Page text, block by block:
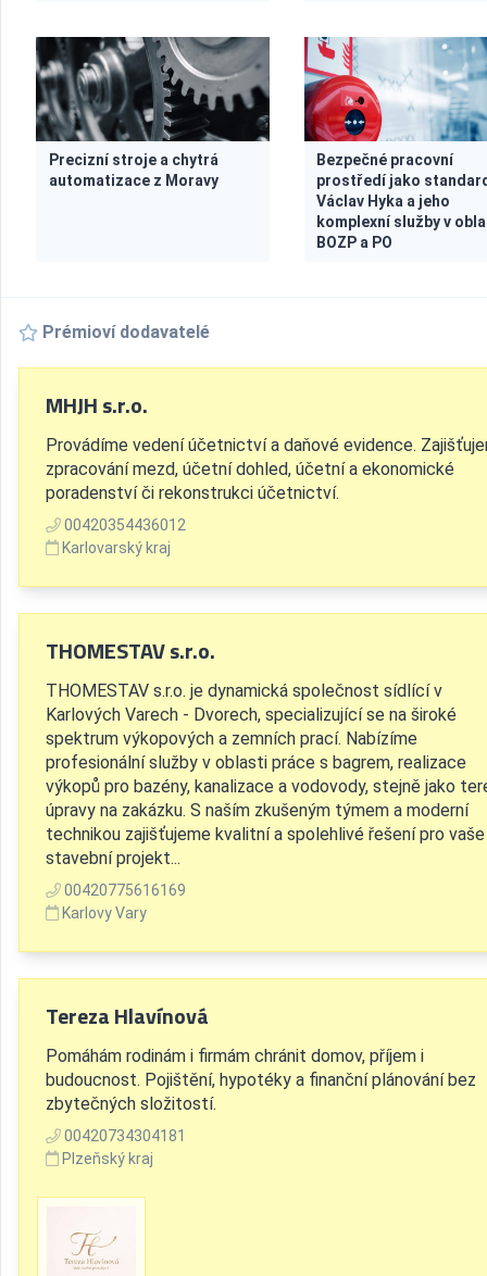
Precizní stroje a chytrá
automatizace z Moravy
Bezpečné pracovní
prostředí jako
Václav Hyka a jeho
komplexní služby v
BOZP a PO
Prémioví dodavatelé
MHJH s.r.o.
Provádíme vedení účetnictví a daňové evidence.
zpracování mezd, účetní dohled, účetní a ekonomické
poradenství či rekonstrukci účetnictví.
00420354436012
Karlovarský kraj
THOMESTAV s.r.o.
THOMESTAV s.r.o. je dynamická společnost sídlící v
Karlových Varech - Dvorech, specializující se na široké
spektrum výkopových a zemních prací. Nabízíme
profesionální služby v oblasti práce s bagrem, realizace
výkopů pro bazény, kanalizace a vodovody, stejně jako
úpravy na zakázku. S naším zkušeným týmem a moderní
technikou zajišťujeme kvalitní a spolehlivé řešení pro vaše
stavební projekt...
00420775616169
Karlovy Vary
Tereza Hlavínová
Pomáhám rodinám i firmám chránit domov, příjem i
budoucnost. Pojištění, hypotéky a finanční plánování bez
zbytečných složitostí.
00420734304181
Plzeňský kraj